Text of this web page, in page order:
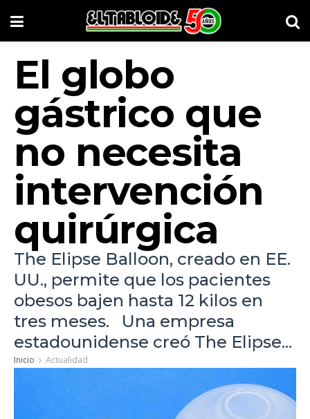
El globo
gástrico que
no necesita
intervención
quirúrgica
The Elipse Balloon, creado en EE.
UU., permite que los pacientes
obesos bajen hasta 12 kilos en
tres meses. Una empresa
estadounidense creó The Elipse...
Inicio Actualidad